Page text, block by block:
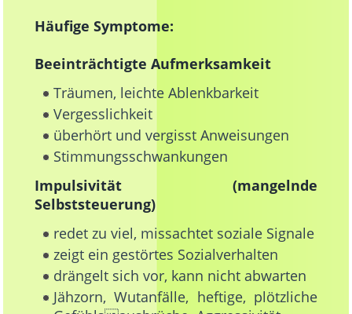
Häufige Symptome:
Beeinträchtigte Aufmerksamkeit
Träumen, leichte Ablenkbarkeit
Vergesslichkeit
überhört und vergisst Anweisungen
Stimmungsschwankungen
Impulsivität (mangelnde
Selbststeuerung)
redet zu viel, missachtet soziale Signale
zeigt ein gestörtes Sozialverhalten
drängelt sich vor, kann nicht abwarten
Jähzorn, Wutanfälle, heftige, plötzliche